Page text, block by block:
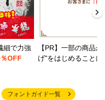
細で力強
OFF
【PR】一部の商品
げ"をはじめること
フォントガイド一覧